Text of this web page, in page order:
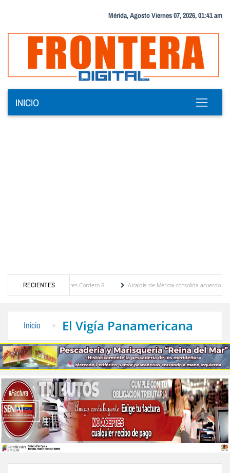
Mérida, Agosto Viernes 07, 2026, 01:41 am
INICIO
RECIENTES
Eugenia Febres Cordero R.
Alcaldía de Mérida consolida acuerdos con
Inicio El Vigía Panamericana